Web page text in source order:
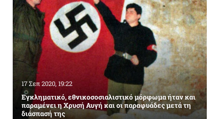
17 Σεπ 2020, 19:22
Εγκληματικό, εθνικοσοσιαλιστικό μόρφωμα ήταν και
παραμένει η Χρυσή Αυγή και οι παραφυάδες μετά τη
διάσπασή της